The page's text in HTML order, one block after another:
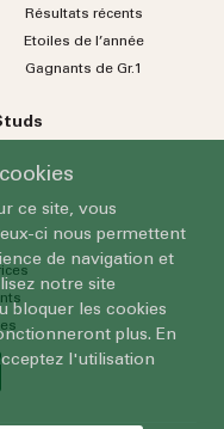
Résultats récents
Etoiles de l’année
Gagnants de Gr.1
ce site, vous
ci nous permettent
de navigation et
notre site
bloquer les cookies
plus. En
l'utilisation